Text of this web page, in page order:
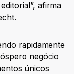
afirma
rapidamente
negócio
únicos